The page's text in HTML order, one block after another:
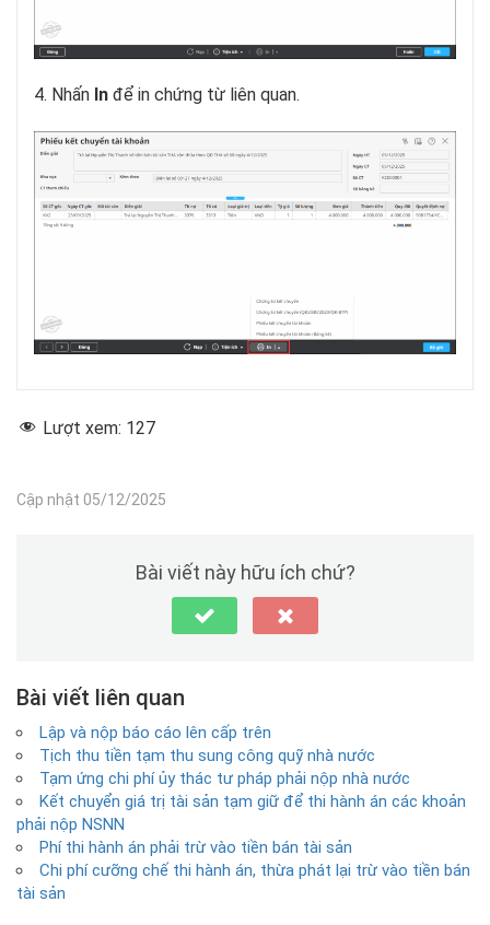
4. Nhấn In để in chứng từ liên quan.
Lượt xem: 127
Cập nhật 05/12/2025
Bài viết này hữu ích chứ?
Bài viết liên quan
Lập và nộp báo cáo lên cấp trên
Tịch thu tiền tạm thu sung công quỹ nhà nước
Tạm ứng chi phí ủy thác tư pháp phải nộp nhà nước
Kết chuyển giá trị tài sản tạm giữ để thi hành án các khoản
phải nộp NSNN
Phí thi hành án phải trừ vào tiền bán tài sản
Chi phí cưỡng chế thi hành án, thừa phát lại trừ vào tiền bán
tài sản